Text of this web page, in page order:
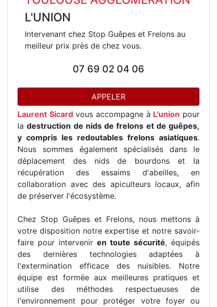
L'UNION
Intervenant chez Stop Guêpes et Frelons au
meilleur prix près de chez vous.
07 69 02 04 06
APPELER
Laurent Sicardvous accompagne à L'union pour
ladestruction de nids de frelons et de guêpes,
y compris les redoutables frelons asiatiques.
Nous sommes également spécialisés dans le
déplacement des nids de bourdons et la
récupération des essaims d'abeilles, en
collaboration avec des apiculteurs locaux, afin
de préserver l'écosystème.
Chez Stop Guêpes et Frelons, nous mettons à
votre disposition notre expertise et notre savoir-
faire pour intervenir en toute sécurité, équipés
des dernières technologies adaptées à
l'extermination efficace des nuisibles. Notre
équipe est formée aux meilleures pratiques et
utilise des méthodes respectueuses de
l'environnement pour protéger votre foyer ou